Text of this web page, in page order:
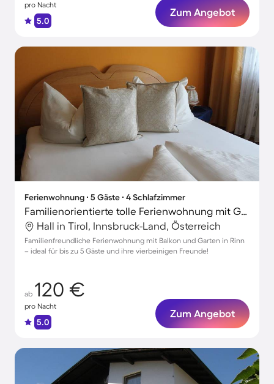
pro Nacht
5.0
Zum Angebot
Ferienwohnung ∙ 5 Gäste ∙ 4 Schlafzimmer
Familienorientierte tolle Ferienwohnung mit Garten | Haustiere erlaubt
Hall in Tirol, Innsbruck-Land, Österreich
Familienfreundliche Ferienwohnung mit Balkon und Garten in Rinn
– ideal für bis zu 5 Gäste und ihre vierbeinigen Freunde!
ab 120 €
pro Nacht
5.0
Zum Angebot